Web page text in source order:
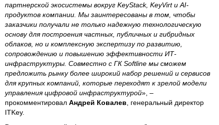
партнерской экосистемы вокруг KeyStack, KeyVirt и AI-
продуктов компании. Мы заинтересованы в том, чтобы
заказчики получали не только надежную технологическую
основу для построения частных, публичных и гибридных
облаков, но и комплексную экспертизу по развитию,
сопровождению и повышению эффективности ИТ-
инфраструктуры. Совместно с ГК Softline мы сможем
предложить рынку более широкий набор решений и сервисов
для крупных компаний, которые переходят к зрелой модели
управления цифровой инфраструктурой», –
прокомментировал Андрей Ковалев , генеральный директор
ITKey.